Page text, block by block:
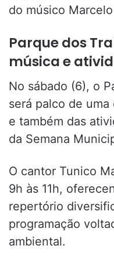
do músico
Parque dos
música e
No sábado (6), o
será palco de
e também das
da Semana
O cantor Tunico
9h às 11h,
repertório
programação
ambiental.